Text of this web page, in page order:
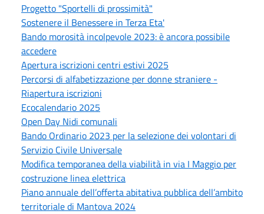
Progetto "Sportelli di prossimità"
Sostenere il Benessere in Terza Eta'
Bando morosità incolpevole 2023: è ancora possibile
accedere
Apertura iscrizioni centri estivi 2025
Percorsi di alfabetizzazione per donne straniere -
Riapertura iscrizioni
Ecocalendario 2025
Open Day Nidi comunali
Bando Ordinario 2023 per la selezione dei volontari di
Servizio Civile Universale
Modifica temporanea della viabilità in via I Maggio per
costruzione linea elettrica
Piano annuale dell’offerta abitativa pubblica dell’ambito
territoriale di Mantova 2024